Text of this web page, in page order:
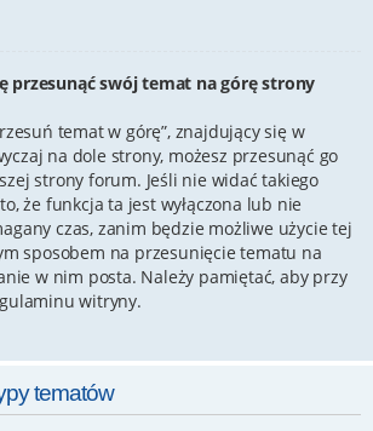
przesunąć swój temat na górę strony
temat w górę”, znajdujący się w
na dole strony, możesz przesunąć go
strony forum. Jeśli nie widać takiego
że funkcja ta jest wyłączona lub nie
czas, zanim będzie możliwe użycie tej
sposobem na przesunięcie tematu na
w nim posta. Należy pamiętać, aby przy
witryny.
tematów